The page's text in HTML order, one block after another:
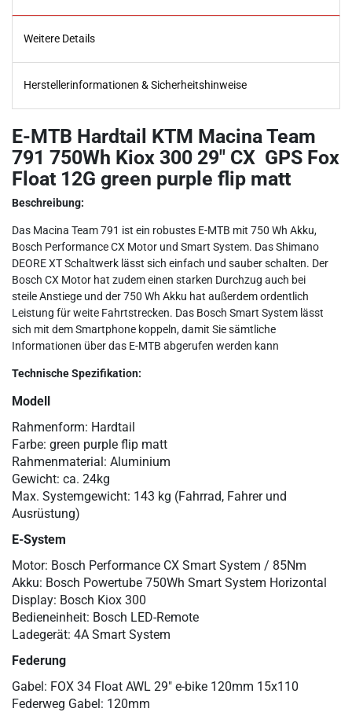
Weitere Details
Herstellerinformationen & Sicherheitshinweise
E-MTB Hardtail KTM Macina Team
791 750Wh Kiox 300 29" CX GPS Fox
Float 12G green purple flip matt
Beschreibung:
Das Macina Team 791 ist ein robustes E-MTB mit 750 Wh Akku,
Bosch Performance CX Motor und Smart System. Das Shimano
DEORE XT Schaltwerk lässt sich einfach und sauber schalten. Der
Bosch CX Motor hat zudem einen starken Durchzug auch bei
steile Anstiege und der 750 Wh Akku hat außerdem ordentlich
Leistung für weite Fahrtstrecken. Das Bosch Smart System lässt
sich mit dem Smartphone koppeln, damit Sie sämtliche
Informationen über das E-MTB abgerufen werden kann
Technische Spezifikation:
Modell
Rahmenform: Hardtail
Farbe: green purple flip matt
Rahmenmaterial: Aluminium
Gewicht: ca. 24kg
Max. Systemgewicht: 143 kg (Fahrrad, Fahrer und
Ausrüstung)
E-System
Motor: Bosch Performance CX Smart System / 85Nm
Akku: Bosch Powertube 750Wh Smart System Horizontal
Display: Bosch Kiox 300
Bedieneinheit: Bosch LED-Remote
Ladegerät: 4A Smart System
Federung
Gabel: FOX 34 Float AWL 29" e-bike 120mm 15x110
Federweg Gabel: 120mm